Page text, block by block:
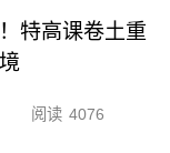
特高课卷土重
阅读 4076